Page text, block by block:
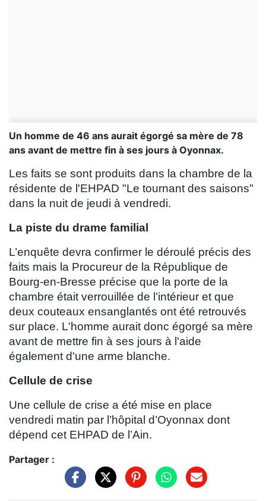
Un homme de 46 ans aurait égorgé sa mère de 78
ans avant de mettre fin à ses jours à Oyonnax.
Les faits se sont produits dans la chambre de la
résidente de l'EHPAD "Le tournant des saisons"
dans la nuit de jeudi à vendredi.
La piste du drame familial
L’enquête devra confirmer le déroulé précis des
faits mais la Procureur de la République de
Bourg-en-Bresse précise que la porte de la
chambre était verrouillée de l’intérieur et que
deux couteaux ensanglantés ont été retrouvés
sur place. L'homme aurait donc égorgé sa mère
avant de mettre fin à ses jours à l'aide
également d'une arme blanche.
Cellule de crise
Une cellule de crise a été mise en place
vendredi matin par l’hôpital d’Oyonnax dont
dépend cet EHPAD de l’Ain.
Partager :